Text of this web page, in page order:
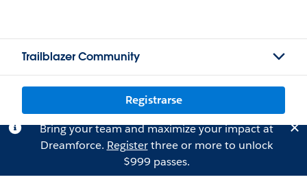
Trailblazer Community
Registrarse
Bring your team and maximize your impact at
Dreamforce. Registerthree or more to unlock
$999 passes.